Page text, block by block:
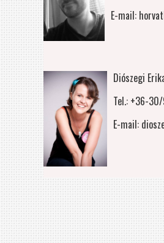
E-mail:
Diószegi
Tel.: +36-
E-mail: